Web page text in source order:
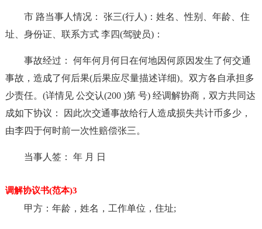
市 路当事人情况： 张三(行人)：姓名、性别、年龄、住
址、身份证、联系方式 李四(驾驶员)：
事故经过： 何年何月何日在何地因何原因发生了何交通
事故，造成了何后果(后果应尽量描述详细)。双方各自承担多
少责任。(详情见 公交认(200 )第 号) 经调解协商，双方共同达
成如下协议： 因此次交通事故给行人造成损失共计币多少，
由李四于何时前一次性赔偿张三。
当事人签： 年 月 日
调解协议书(范本)3
甲方：年龄，姓名，工作单位，住址;